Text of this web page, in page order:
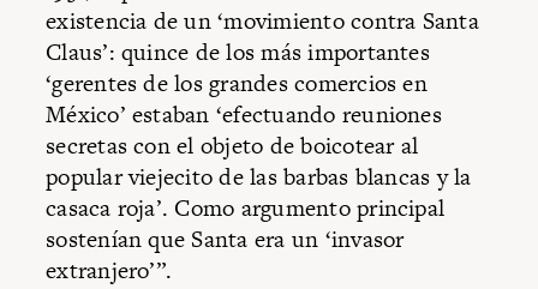
existencia de un ‘movimiento contra Santa
Claus’: quince de los más importantes
‘gerentes de los grandes comercios en
México’ estaban ‘efectuando reuniones
secretas con el objeto de boicotear al
popular viejecito de las barbas blancas y la
casaca roja’. Como argumento principal
sostenían que Santa era un ‘invasor
extranjero’”.